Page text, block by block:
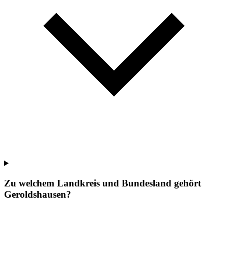
Zu welchem Landkreis und Bundesland gehört
Geroldshausen?